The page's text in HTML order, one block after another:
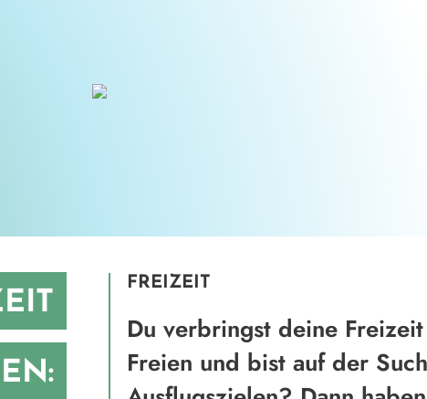
FREIZEIT
Du verbringst deine
Freien und bist auf der